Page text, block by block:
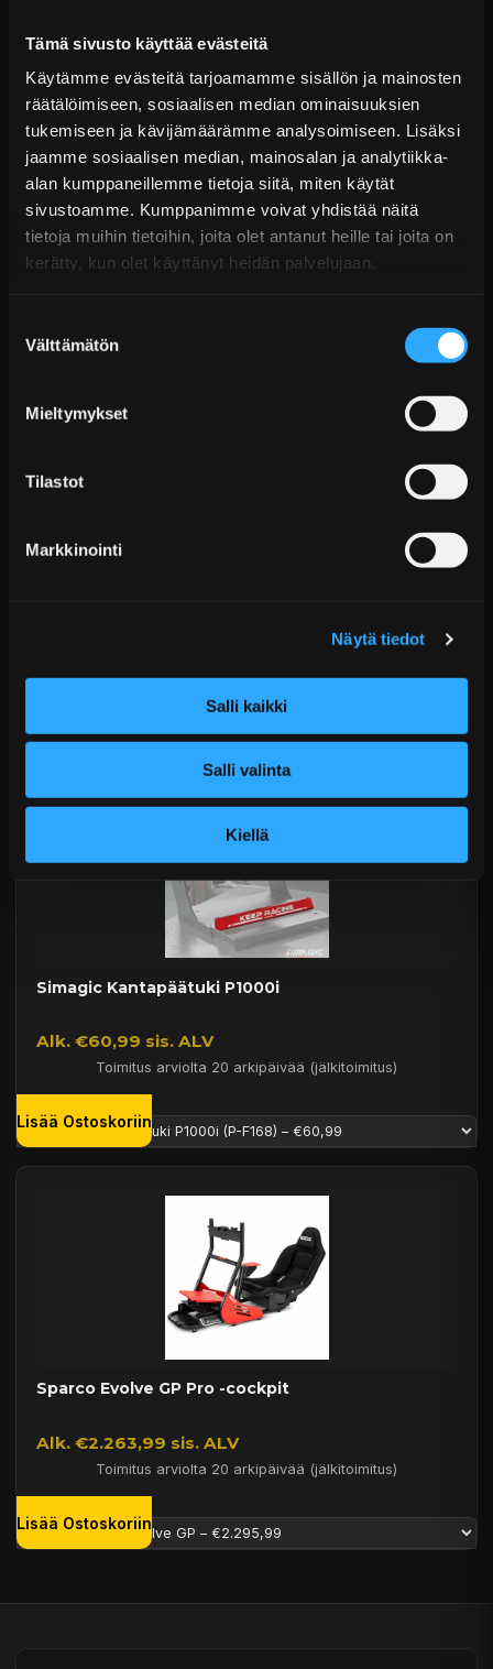
Tämä sivusto käyttää evästeitä
Käytämme evästeitä tarjoamamme sisällön ja mainosten
räätälöimiseen, sosiaalisen median ominaisuuksien
tukemiseen ja kävijämäärämme analysoimiseen. Lisäksi
jaamme sosiaalisen median, mainosalan ja analytiikka-
alan kumppaneillemme tietoja siitä, miten käytät
sivustoamme. Kumppanimme voivat yhdistää näitä
tietoja muihin tietoihin, joita olet antanut heille tai joita on
kerätty, kun olet käyttänyt heidän palvelujaan.
valinta
Välttämätön
Mieltymykset
Tilastot
Markkinointi
Näytä tiedot
Salli kaikki
Salli valinta
Kiellä
Simagic P1000 pitkät kaasupolkimet
Alk. €43,99 sis. ALV
Toimitus arviolta 20 arkipäivää (jälkitoimitus)
Simagic Kantapäätuki P1000i
Alk. €60,99 sis. ALV
Toimitus arviolta 20 arkipäivää (jälkitoimitus)
Lisää Ostoskoriin
Sparco Evolve GP Pro -cockpit
Alk. €2.263,99 sis. ALV
Toimitus arviolta 20 arkipäivää (jälkitoimitus)
Lisää Ostoskoriin